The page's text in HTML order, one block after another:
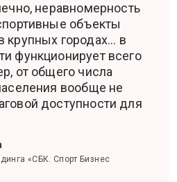
неравномерность
объекты
крупных городах... в
функционирует всего
от общего числа
вообще не
доступности для
«СБК. Спорт Бизнес